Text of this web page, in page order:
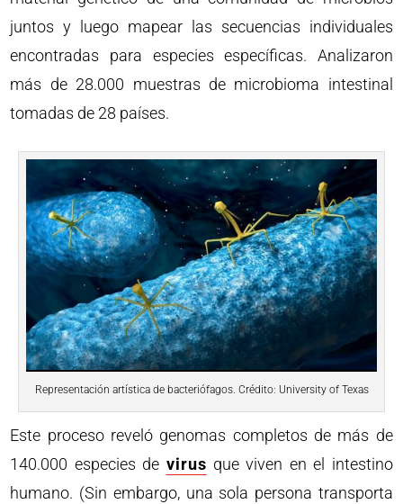
juntos y luego mapear las secuencias individuales
encontradas para especies específicas. Analizaron
más de 28.000 muestras de microbioma intestinal
tomadas de 28 países.
Representación artística de bacteriófagos. Crédito: University of Texas
Este proceso reveló genomas completos de más de
140.000 especies de virus que viven en el intestino
humano. (Sin embargo, una sola persona transporta